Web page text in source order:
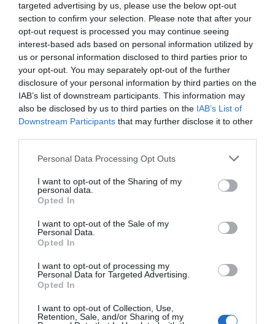
targeted advertising by us, please use the below opt-out
section to confirm your selection. Please note that after your
opt-out request is processed you may continue seeing
interest-based ads based on personal information utilized by
us or personal information disclosed to third parties prior to
your opt-out. You may separately opt-out of the further
disclosure of your personal information by third parties on the
IAB’s list of downstream participants. This information may
also be disclosed by us to third parties on the IAB’s List of
Downstream Participants that may further disclose it to other
Please note that this website/app uses one or more Google
not limited to your visit or usage behaviour. You may click to
grant or deny consent to Google and its third-party tags to
use your data for below specified purposes in below Google
consent section.
Personal Data Processing Opt Outs
I want to opt-out of the Sharing of my
personal data.
Opted In
I want to opt-out of the Sale of my
Personal Data.
Opted In
I want to opt-out of processing my
Personal Data for Targeted Advertising.
Opted In
I want to opt-out of Collection, Use,
Retention, Sale, and/or Sharing of my
Κολαούζο μηχανής 371/b
SKU
37538
9,67 €
Αγορά
Κολαούζο μηχανής 371/b
Αγορά